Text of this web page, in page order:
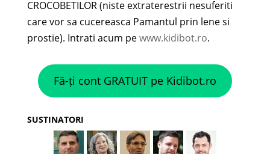
CROCOBETILOR (niste extraterestrii nesuferiti
care vor sa cucereasca Pamantul prin lene si
prostie). Intrati acum pewww.kidibot.ro.
Fă-ți cont GRATUIT pe Kidibot.ro
SUSTINATORI